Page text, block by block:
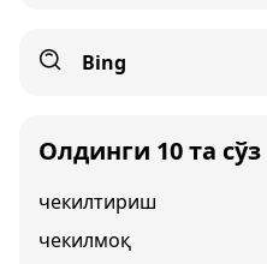
Bing
Олдинги 10 та сўз
чекилтириш
чекилмоқ